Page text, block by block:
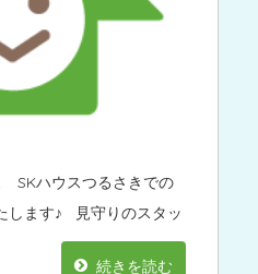
SKハウスつるさきでの
します♪ 見守りのスタッ
続きを読む